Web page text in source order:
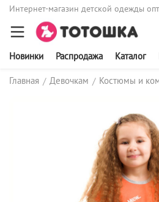
Интернет-магазин детской одежды
Новинки Распродажа Каталог
Главная / Девочкам / Костюмы и